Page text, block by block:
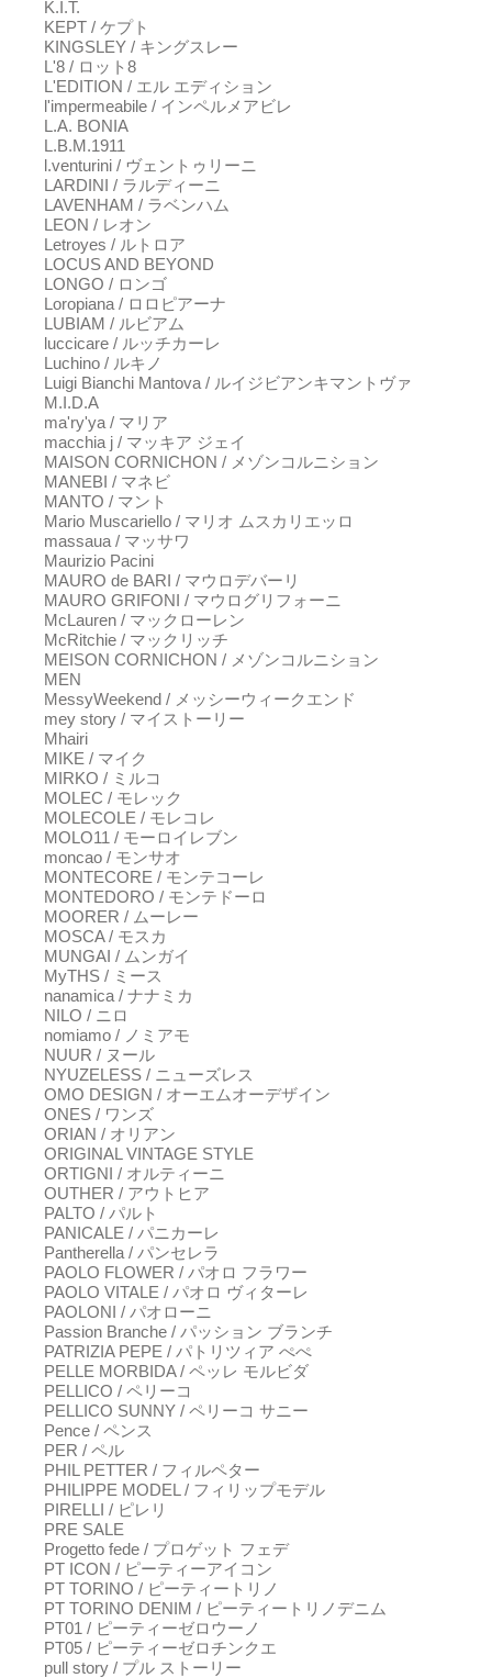
K.I.T.
KEPT / ケプト
KINGSLEY / キングスレー
L'8 / ロット8
L'EDITION / エル エディション
l'impermeabile / インペルメアビレ
L.A. BONIA
L.B.M.1911
l.venturini / ヴェントゥリーニ
LARDINI / ラルディーニ
LAVENHAM / ラベンハム
LEON / レオン
Letroyes / ルトロア
LOCUS AND BEYOND
LONGO / ロンゴ
Loropiana / ロロピアーナ
LUBIAM / ルビアム
luccicare / ルッチカーレ
Luchino / ルキノ
Luigi Bianchi Mantova / ルイジビアンキマントヴァ
M.I.D.A
ma'ry'ya / マリア
macchia j / マッキア ジェイ
MAISON CORNICHON / メゾンコルニション
MANEBI / マネビ
MANTO / マント
Mario Muscariello / マリオ ムスカリエッロ
massaua / マッサワ
Maurizio Pacini
MAURO de BARI / マウロデバーリ
MAURO GRIFONI / マウログリフォーニ
McLauren / マックローレン
McRitchie / マックリッチ
MEISON CORNICHON / メゾンコルニション
MEN
MessyWeekend / メッシーウィークエンド
mey story / マイストーリー
Mhairi
MIKE / マイク
MIRKO / ミルコ
MOLEC / モレック
MOLECOLE / モレコレ
MOLO11 / モーロイレブン
moncao / モンサオ
MONTECORE / モンテコーレ
MONTEDORO / モンテドーロ
MOORER / ムーレー
MOSCA / モスカ
MUNGAI / ムンガイ
MyTHS / ミース
nanamica / ナナミカ
NILO / ニロ
nomiamo / ノミアモ
NUUR / ヌール
NYUZELESS / ニューズレス
OMO DESIGN / オーエムオーデザイン
ONES / ワンズ
ORIAN / オリアン
ORIGINAL VINTAGE STYLE
ORTIGNI / オルティーニ
OUTHER / アウトヒア
PALTO / パルト
PANICALE / パニカーレ
Pantherella / パンセレラ
PAOLO FLOWER / パオロ フラワー
PAOLO VITALE / パオロ ヴィターレ
PAOLONI / パオローニ
Passion Branche / パッション ブランチ
PATRIZIA PEPE / パトリツィア ぺぺ
PELLE MORBIDA / ペッレ モルビダ
PELLICO / ペリーコ
PELLICO SUNNY / ペリーコ サニー
Pence / ペンス
PER / ペル
PHIL PETTER / フィルペター
PHILIPPE MODEL / フィリップモデル
PIRELLI / ピレリ
PRE SALE
Progetto fede / プロゲット フェデ
PT ICON / ピーティーアイコン
PT TORINO / ピーティートリノ
PT TORINO DENIM / ピーティートリノデニム
PT01 / ピーティーゼロウーノ
PT05 / ピーティーゼロチンクエ
pull story / プル ストーリー